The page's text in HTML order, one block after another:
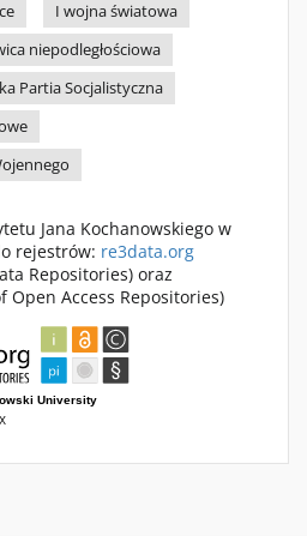
I wojna światowa
niepodległościowa
Partia Socjalistyczna
Jana Kochanowskiego w
rejestrów: re3data.org
Repositories) oraz
Open Access Repositories)